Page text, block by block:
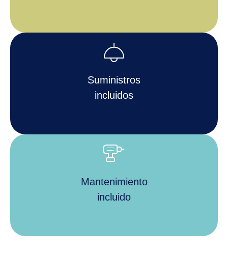
light
Suministros
incluidos
tools_power_drill
Mantenimiento
incluido